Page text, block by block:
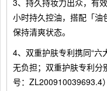
3、持久持妆力出众，有
小时持久控油，搭配「油
保持清爽状态。
4、双重护肤专利携同“六
无负担；双重护肤专利
号：ZL200910039693.4